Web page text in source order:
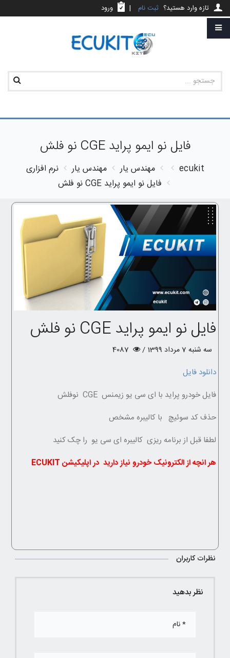
تازه وارد هستید؟ ثبت نام | ورود
فایل نو ایمو پراید CGE نو فلش
ecukit مهندس یار مهندس یار
نرم افزاری
فایل نو ایمو پراید CGE نو فلش
فایل نو ایمو پراید CGE نو فلش
سه شنبه 7 مرداد 1399 /
دانلود فایل
فایل خودرو پراید با ای سی یو زیمنس CGE نوفلش
حذف کد سوئیچ با کالیبره مشخص
لطفا قبل از برنامه ریزی کالیبره ای سی یو را چک کنید
هر انچه از الکترونیک خودرو نیاز دارید در اپلیکیشن ECUKIT
نظرات کاربران
نظر بدهید